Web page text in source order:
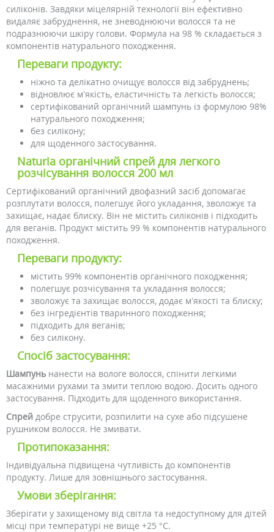
силіконів. Завдяки міцелярній технології він ефективно
видаляє забруднення, не зневоднюючи волосся та не
подразнюючи шкіру голови. Формула на 98 % складається з
компонентів натурального походження.
Переваги продукту:
ніжно та делікатно очищує волосся від забруднень;
відновлює м’якість, еластичність та легкість волосся;
сертифікований органічний шампунь із формулою 98%
натурального походження;
без силікону;
для щоденного застосування.
Naturia органічний спрей для легкого
розчісування волосся 200 мл
Сертифікований органічний двофазний засіб допомагає
розплутати волосся, полегшує його укладання, зволожує та
захищає, надає блиску. Він не містить силіконів і підходить
для веганів. Продукт містить 99 % компонентів натурального
походження.
Переваги продукту:
містить 99% компонентів органічного походження;
полегшує розчісування та укладання волосся;
зволожує та захищає волосся, додає м’якості та блиску;
без інгредієнтів тваринного походження;
підходить для веганів;
без силікону.
Спосіб застосування:
Шампунь нанести на вологе волосся, спінити легкими
масажними рухами та змити теплою водою. Досить одного
застосування. Підходить для щоденного використання.
Спрей добре струсити, розпилити на сухе або підсушене
рушником волосся. Не змивати.
Протипоказання:
Індивідуальна підвищена чутливість до компонентів
продукту. Лише для зовнішнього застосування.
Умови зберігання:
Зберігати у захищеному від світла та недоступному для дітей
місці при температурі не вище +25 °C.